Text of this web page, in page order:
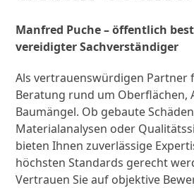
Manfred Puche – öffentlich
vereidigter Sachverständiger
Als vertrauenswürdigen Partner
Beratung rund um Oberflächen,
Baumängel. Ob gebaute
Materialanalysen oder
bieten Ihnen zuverlässige
höchsten Standards gerecht
Vertrauen Sie auf objektive